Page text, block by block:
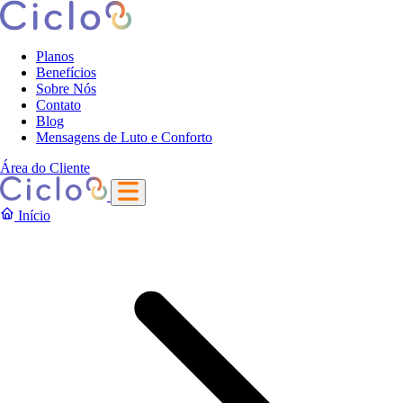
Planos
Benefícios
Sobre Nós
Contato
Blog
Mensagens de Luto e Conforto
Área do Cliente
Início